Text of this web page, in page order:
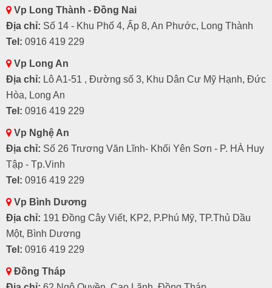
Vp Long Thành - Đồng Nai
Địa chỉ: Số 14 - Khu Phố 4, Ấp 8, An Phước, Long Thành
Tel: 0916 419 229
Vp Long An
Địa chỉ: Lô A1-51 , Đường số 3, Khu Dân Cư Mỹ Hạnh, Đức
Hòa, Long An
Tel: 0916 419 229
Vp Nghệ An
Địa chỉ: Số 26 Trương Văn Lĩnh- Khối Yên Sơn - P. HÀ Huy
Tập - Tp.Vinh
Tel: 0916 419 229
Vp Bình Dương
Địa chỉ: 191 Đồng Cây Viết, KP2, P.Phú Mỹ, TP.Thủ Dầu
Một, Bình Dương
Tel: 0916 419 229
Đồng Tháp